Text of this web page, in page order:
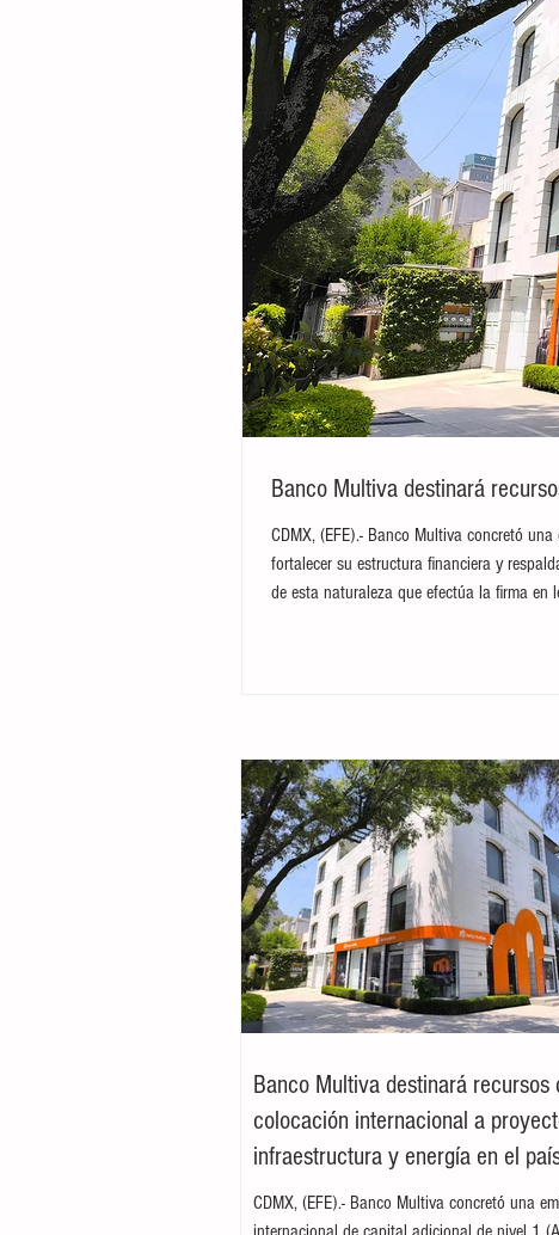
Banco Multiva destinará
CDMX, (EFE).- Banco Multiva concretó
fortalecer su estructura financiera y
de esta naturaleza que efectúa la firma en
Banco Multiva destinará recursos
colocación internacional a
infraestructura y energía en el
CDMX, (EFE).- Banco Multiva concretó una